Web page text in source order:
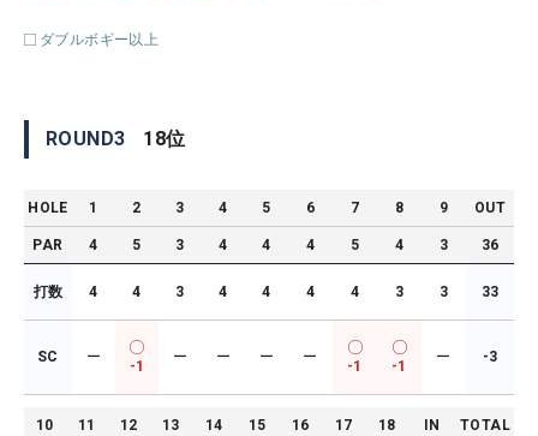
ダブルボギー以上
ROUND3 18位
HOLE 1 2 3 4 5 6 7 8 9 OUT
PAR 4 5 3 4 4 4 5 4 3 36
打数 4 4 3 4 4 4 4 3 3 33
SC ー
-1
ー ー ー ー
-1 -1
ー -3
10 11 12 13 14 15 16 17 18 IN TOTAL